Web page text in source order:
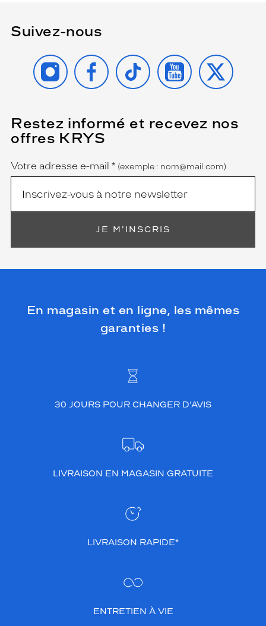
Suivez-nous
INSTAGRAMFACEBOOK
TIKTOK YOUTUBE
X
Restez informé et recevez nos
offres KRYS
Name
Votre adresse e-mail *
(Ce
champ
est
obligatoire)
(exemple : nom@mail.com)
JE M'INSCRIS
En magasin et en ligne, les mêmes
garanties !
30 JOURS POUR CHANGER D’AVIS
LIVRAISON EN MAGASIN GRATUITE
LIVRAISON RAPIDE*
ENTRETIEN À VIE